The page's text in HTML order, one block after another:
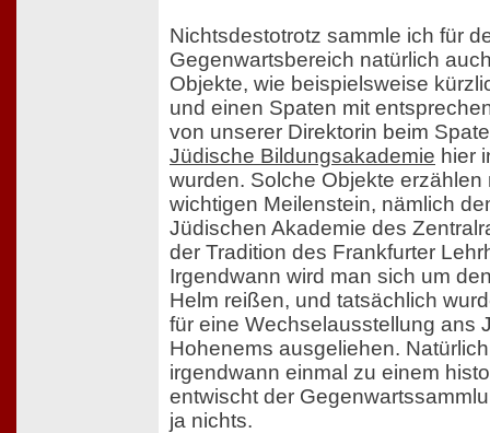
Nichtsdestotrotz sammle ich für
Gegenwartsbereich natürlich
Objekte, wie beispielsweise
und einen Spaten mit
von unserer Direktorin beim
Jüdische Bildungsakademie hier
wurden. Solche Objekte
wichtigen Meilenstein, nämlich
Jüdischen Akademie des
der Tradition des Frankfurter
Irgendwann wird man sich um
Helm reißen, und tatsächlich
für eine Wechselausstellung ans
Hohenems ausgeliehen.
irgendwann einmal zu einem
entwischt der
ja nichts.